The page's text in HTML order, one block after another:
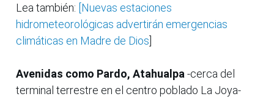
Lea también: [Nuevas estaciones
hidrometeorológicas advertirán emergencias
climáticas en Madre de Dios
Avenidas como Pardo, Atahualpa -cerca del
terminal terrestre en el centro poblado La Joya-